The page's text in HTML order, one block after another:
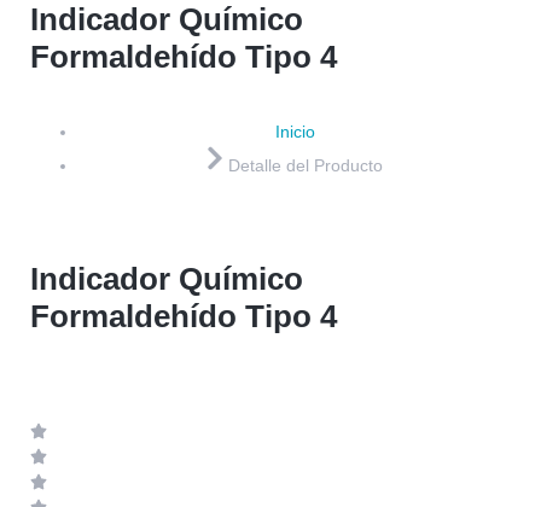
Indicador Químico
Formaldehído Tipo 4
Inicio
Detalle del Producto
Indicador Químico
Formaldehído Tipo 4